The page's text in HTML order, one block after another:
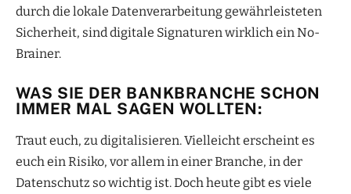
durch die lokale Datenverarbeitung gewährleisteten
Sicherheit, sind digitale Signaturen wirklich ein No-
Brainer.
WAS SIE DER BANKBRANCHE SCHON
IMMER MAL SAGEN WOLLTEN:
Traut euch, zu digitalisieren. Vielleicht erscheint es
euch ein Risiko, vor allem in einer Branche, in der
Datenschutz so wichtig ist. Doch heute gibt es viele